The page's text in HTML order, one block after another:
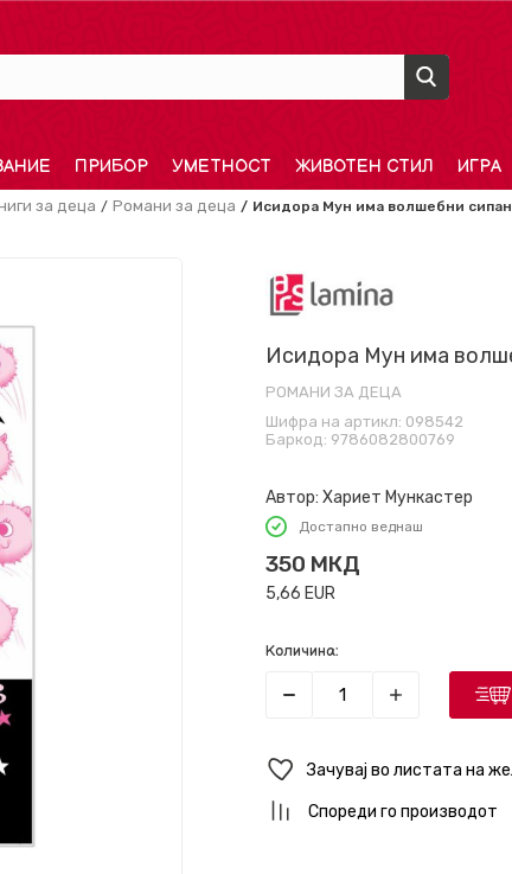
ПРИБОР УМЕТНОСТ ЖИВОТЕН СТИЛ ИГРА
за деца Романи за деца Исидора Мун има волшебни
Исидора Мун има
РОМАНИ ЗА ДЕЦА
Шифра на артикл: 098542
Баркод: 9786082800769
Автор: Хариет Мункастер
Достапно веднаш
350 МКД
5,66 EUR
Количина:
Зачувај во листата на
Спореди го производот